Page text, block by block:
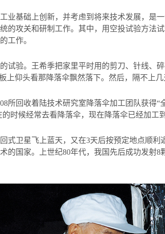
业基础上创新，并考虑到将来技术发展，是
的攻关和研制工作。其中，用空投试验方法
工作。
试验。王希季把家里平时用的剪刀、针线、
上仰头看那降落伞飘然落下。然后，隔不上
所回收着陆技术研究室降落伞加工团队获得“
的时候经常去看降落伞，现在降落伞已经加工
式卫星飞上蓝天，又在3天后按预定地点顺利
的国家。上世纪80年代，我国先后成功发射8